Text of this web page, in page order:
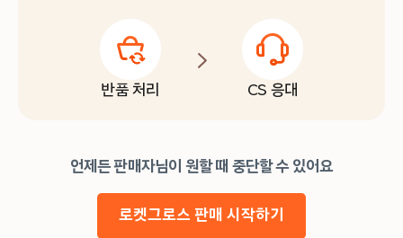
반품 처리 CS 응대
언제든 판매자님이 원할 때 중단할 수 있어요
로켓그로스 판매 시작하기